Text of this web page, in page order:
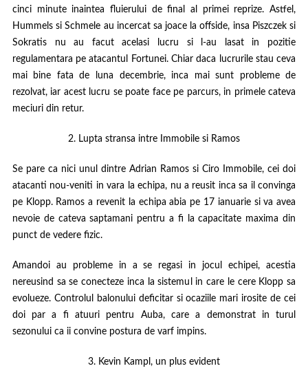
cinci minute inaintea fluierului de final al primei reprize. Astfel,
Hummels si Schmele au incercat sa joace la offside, insa Piszczek si
Sokratis nu au facut acelasi lucru si l-au lasat in pozitie
regulamentara pe atacantul Fortunei. Chiar daca lucrurile stau ceva
mai bine fata de luna decembrie, inca mai sunt probleme de
rezolvat, iar acest lucru se poate face pe parcurs, in primele cateva
meciuri din retur.
2. Lupta stransa intre Immobile si Ramos
Se pare ca nici unul dintre Adrian Ramos si Ciro Immobile, cei doi
atacanti nou-veniti in vara la echipa, nu a reusit inca sa il convinga
pe Klopp. Ramos a revenit la echipa abia pe 17 ianuarie si va avea
nevoie de cateva saptamani pentru a fi la capacitate maxima din
punct de vedere fizic.
Amandoi au probleme in a se regasi in jocul echipei, acestia
nereusind sa se conecteze inca la sistemul in care le cere Klopp sa
evolueze. Controlul balonului deficitar si ocaziile mari irosite de cei
doi par a fi atuuri pentru Auba, care a demonstrat in turul
sezonului ca ii convine postura de varf impins.
3. Kevin Kampl, un plus evident